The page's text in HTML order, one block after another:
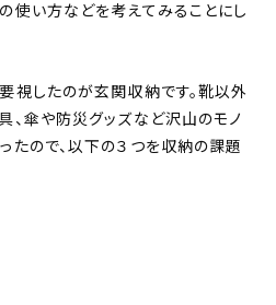
使い方などを考えてみることにし
視したのが玄関収納です。靴以外
、傘や防災グッズなど沢山のモノ
たので、以下の３つを収納の課題